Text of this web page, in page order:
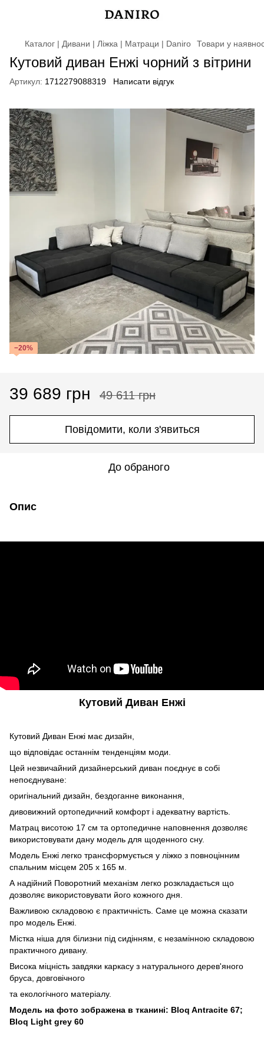
Каталог | Дивани | Ліжка | Матраци | Daniro Товари у
Кутовий диван Енжі чорний з вітрини
Артикул: 1712279088319 Написати відгук
−20%
39 689 грн 49 611 грн
Повідомити, коли з'явиться
До обраного
Опис
Кутовий Диван Енжі
Кутовий Диван Енжі має дизайн,
що відповідає останнім тенденціям моди.
Цей незвичайний дизайнерський диван поєднує в собі
непоєднуване:
оригінальний дизайн, бездоганне виконання,
дивовижний ортопедичний комфорт і адекватну вартість.
Матрац висотою 17 см та ортопедичне наповнення дозволяє
використовувати дану модель для щоденного сну.
Модель Енжі легко трансформується у ліжко з повноцінним
спальним місцем 205 x 165 м.
А надійний Поворотний механізм легко розкладається що
дозволяє використовувати його кожного дня.
Важливою складовою є практичність. Саме це можна сказати
про модель Енжі.
Містка ніша для білизни під сидінням, є незамінною складовою
практичного дивану.
Висока міцність завдяки каркасу з натурального дерев'яного
бруса, довговічного
та екологічного матеріалу.
Модель на фото зображена в тканині: Bloq Antracite 67;
Bloq Light grey 60